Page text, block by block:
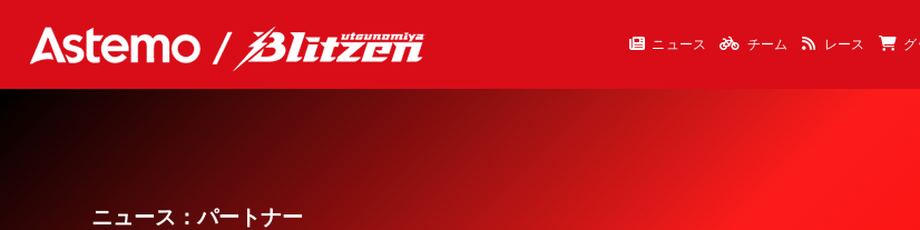
ニュース チーム レース
ニュース：パートナー